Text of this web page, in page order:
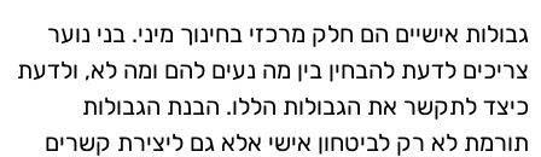
גבולות אישיים הם חלק מרכזי בחינוך מיני. בני נוער
צריכים לדעת להבחין בין מה נעים להם ומה לא, ולדעת
כיצד לתקשר את הגבולות הללו. הבנת הגבולות
תורמת לא רק לביטחון אישי אלא גם ליצירת קשרים